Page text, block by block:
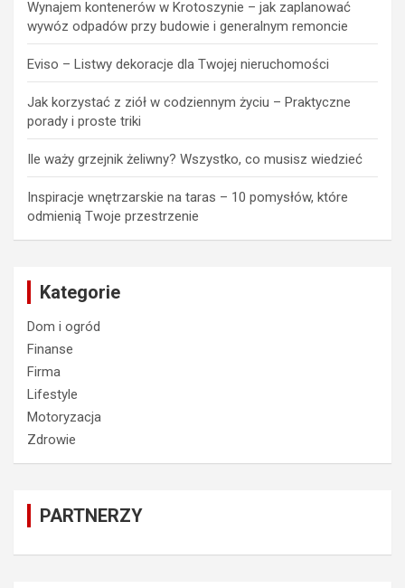
Wynajem kontenerów w Krotoszynie – jak zaplanować
wywóz odpadów przy budowie i generalnym remoncie
Eviso – Listwy dekoracje dla Twojej nieruchomości
Jak korzystać z ziół w codziennym życiu – Praktyczne
porady i proste triki
Ile waży grzejnik żeliwny? Wszystko, co musisz wiedzieć
Inspiracje wnętrzarskie na taras – 10 pomysłów, które
odmienią Twoje przestrzenie
Kategorie
Dom i ogród
Finanse
Firma
Lifestyle
Motoryzacja
Zdrowie
PARTNERZY